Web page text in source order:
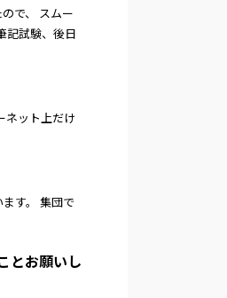
で、 スムー
記試験、後日
ネット上だけ
す。 集団で
とお願いし